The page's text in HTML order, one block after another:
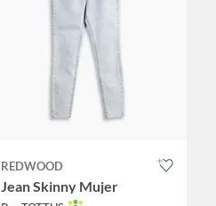
REDWOOD
Jean Skinny Mujer